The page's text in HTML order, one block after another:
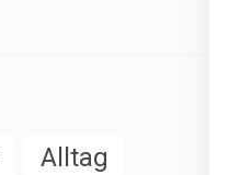
Alltag